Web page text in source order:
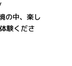
の中、楽し
験くださ